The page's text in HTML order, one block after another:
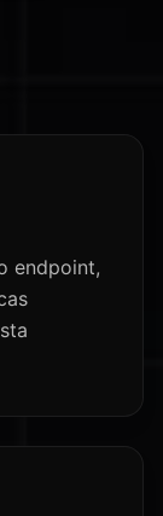
endpoint,